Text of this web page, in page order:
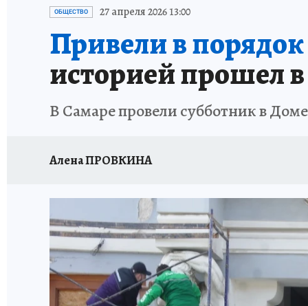
НАДЕЖНЫЕ РАБОТОДАТЕЛИ
НОВЫЙ ГОД В САМАРЕ КП В МАХ
КУЙБЫШЕВ - ФРОНТУ ИТОГИ ГОДА-2024
ЗАПОВЕДНАЯ РОССИЯ СЧАСТЬЕ В СЕМЬЕ
ОБЩЕСТВО 27 апреля 2026 13:00
Привели в
историей прошел
В Самаре провели субботник в
Алена ПРОВКИНА